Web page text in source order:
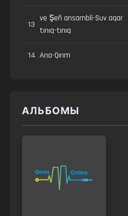
13
ve Şeñ ansambli-Suv aqar
tınıq-tınıq
14 Ana-Qırım
АЛЬБОМЫ